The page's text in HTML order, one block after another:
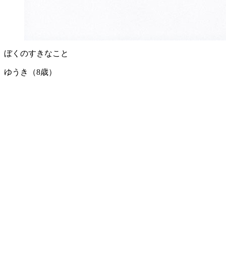
ぼくのすきなこと
ゆうき（8歳）